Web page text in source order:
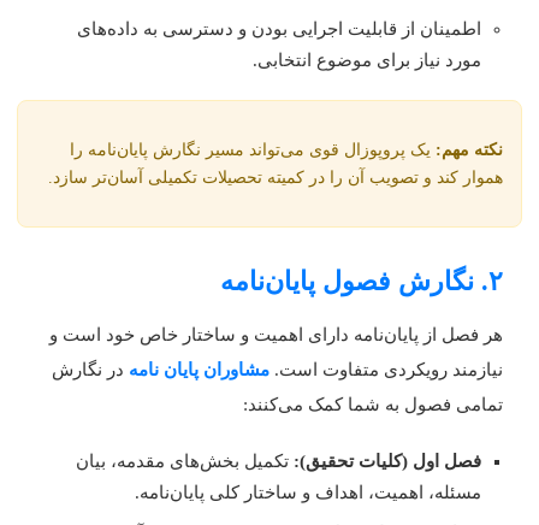
اطمینان از قابلیت اجرایی بودن و دسترسی به داده‌های
مورد نیاز برای موضوع انتخابی.
مهم: یک پروپوزال قوی می‌تواند مسیر نگارش پایان‌نامه را
کند و تصویب آن را در کمیته تحصیلات تکمیلی آسان‌تر سازد.
فصل از پایان‌نامه دارای اهمیت و ساختار خاص خود است و
رویکردی متفاوت است.مشاوران پایان نامهدر نگارش
فصول به شما کمک می‌کنند:
فصل اول (کلیات تحقیق):تکمیل بخش‌های مقدمه، بیان
مسئله، اهمیت، اهداف و ساختار کلی پایان‌نامه.